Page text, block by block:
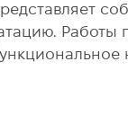
Работы